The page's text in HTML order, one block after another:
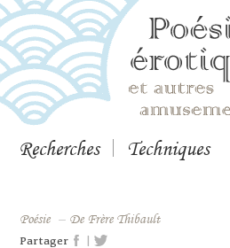
Recherches Techniques
Poésie – De Frère Thibault
Partager |